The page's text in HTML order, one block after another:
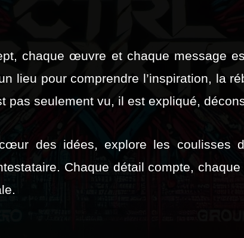
chaque œuvre et chaque message
lieu pour comprendre l’inspiration, la
pas seulement vu, il est expliqué,
des idées, explore les coulisses
Chaque détail compte,